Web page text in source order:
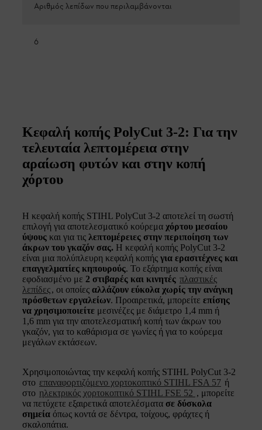
Αριθμός λεπίδων που περιλαμβάνονται
6
Κεφαλή κοπής PolyCut 3-2: Για την
τελευταία λεπτομέρεια στην
αραίωση φυτών και στην κοπή
χόρτου
Η κεφαλή κοπής STIHL PolyCut 3-2 αποτελεί τη σωστή
επιλογή για αποτελεσματικό κούρεμα χόρτου μεσαίου
ύψους και για τις λεπτομέρειες στην περιποίηση των
άκρων του γκαζόν σας. Η κεφαλή κοπής PolyCut 3-2
είναι μια πολύπλευρη κεφαλή κοπής για ερασιτέχνες και
επαγγελματίες κηπουρούς. Το εξάρτημα κοπής είναι
εφοδιασμένο με 2 στιβαρές και κινητές πλαστικές
λεπίδες, οι οποίες αλλάζουν εύκολα χωρίς την ανάγκη
πρόσθετων εργαλείων. Προαιρετικά, μπορείτε επίσης
να χρησιμοποιείτε μεσινέζες με διάμετρο 1,4 mm ή
1,6 mm για την αποτελεσματική κοπή των άκρων του
γκαζόν, για το καθάρισμα σε γωνίες ή για το κούρεμα
μεγάλων εκτάσεων.
Χρησιμοποιώντας την κεφαλή κοπής STIHL PolyCut 3-2
στο επαναφορτιζόμενο χορτοκοπτικό STIHL FSA 57 ή
στο ηλεκτρικός χορτοκοπτικό STIHL FSE 52 , μπορείτε
να πετύχετε εξαιρετικά αποτελέσματα σε δύσκολα
σημεία όπως κοντά σε δέντρα, τοίχους, φράχτες ή
σκαλοπάτια.